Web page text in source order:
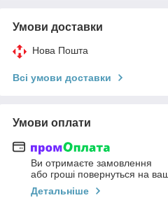
Умови доставки
Нова Пошта
Всі умови доставки
Умови оплати
Ви отримаєте замовлення
або гроші повернуться на
Детальніше